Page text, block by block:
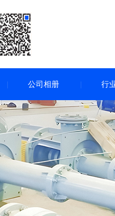
公司相册 行